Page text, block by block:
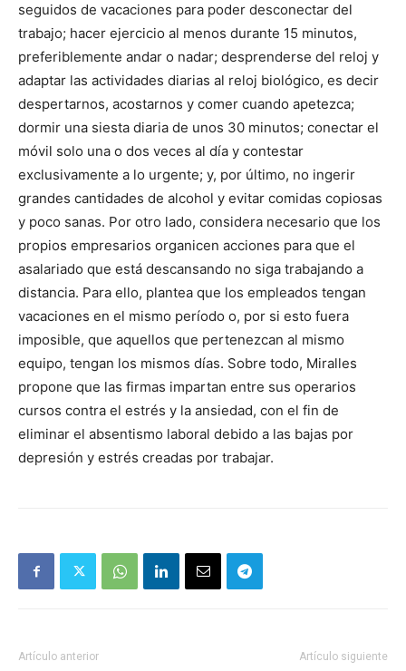
seguidos de vacaciones para poder desconectar del
trabajo; hacer ejercicio al menos durante 15 minutos,
preferiblemente andar o nadar; desprenderse del reloj y
adaptar las actividades diarias al reloj biológico, es decir
despertarnos, acostarnos y comer cuando apetezca;
dormir una siesta diaria de unos 30 minutos; conectar el
móvil solo una o dos veces al día y contestar
exclusivamente a lo urgente; y, por último, no ingerir
grandes cantidades de alcohol y evitar comidas copiosas
y poco sanas. Por otro lado, considera necesario que los
propios empresarios organicen acciones para que el
asalariado que está descansando no siga trabajando a
distancia. Para ello, plantea que los empleados tengan
vacaciones en el mismo período o, por si esto fuera
imposible, que aquellos que pertenezcan al mismo
equipo, tengan los mismos días. Sobre todo, Miralles
propone que las firmas impartan entre sus operarios
cursos contra el estrés y la ansiedad, con el fin de
eliminar el absentismo laboral debido a las bajas por
depresión y estrés creadas por trabajar.
Artículo anterior Artículo siguiente